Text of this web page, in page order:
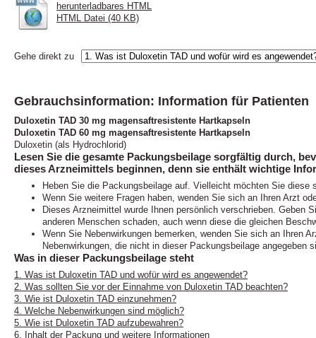
herunterladbares HTML
HTML Datei (40 KB)
Gehe direkt zu
Gebrauchsinformation: Information für Patienten
Duloxetin TAD 30 mg magensaftresistente Hartkapseln
Duloxetin TAD 60 mg magensaftresistente Hartkapseln
Duloxetin (als Hydrochlorid)
Lesen Sie die gesamte Packungsbeilage sorgfältig durch,
dieses Arzneimittels beginnen, denn sie enthält wichtige
Heben Sie die Packungsbeilage auf. Vielleicht möchten Sie diese
Wenn Sie weitere Fragen haben, wenden Sie sich an Ihren Arzt
Dieses Arzneimittel wurde Ihnen persönlich verschrieben. Geben
anderen Menschen schaden, auch wenn diese die gleichen
Wenn Sie Nebenwirkungen bemerken, wenden Sie sich an Ihren
Nebenwirkungen, die nicht in dieser Packungsbeilage angegeben
Was in dieser Packungsbeilage steht
1. Was ist Duloxetin TAD und wofür wird es angewendet?
2. Was sollten Sie vor der Einnahme von Duloxetin TAD beachten?
3. Wie ist Duloxetin TAD einzunehmen?
4. Welche Nebenwirkungen sind möglich?
5. Wie ist Duloxetin TAD aufzubewahren?
6. Inhalt der Packung und weitere Informationen